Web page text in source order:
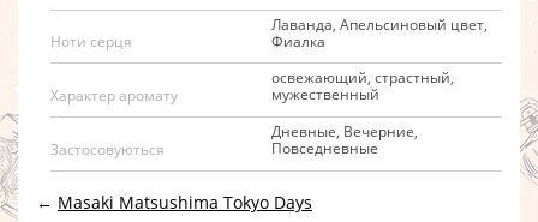
Ноти серця
Лаванда, Апельсиновый цвет,
Фиалка
Характер аромату
освежающий, страстный,
мужественный
Застосовуються
Дневные, Вечерние,
Повседневные
← Masaki Matsushima Tokyo Days